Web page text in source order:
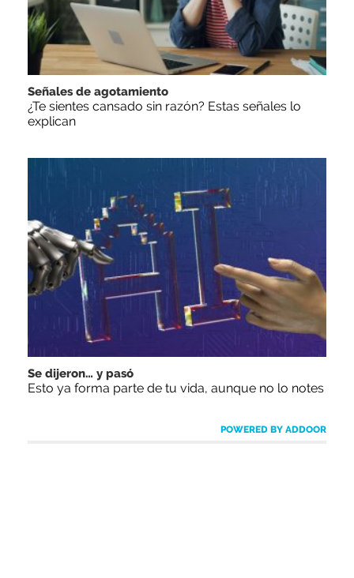
Señales de agotamiento
¿Te sientes cansado sin razón? Estas señales lo
explican
Se dijeron… y pasó
Esto ya forma parte de tu vida, aunque no lo notes
POWERED BY ADDOOR